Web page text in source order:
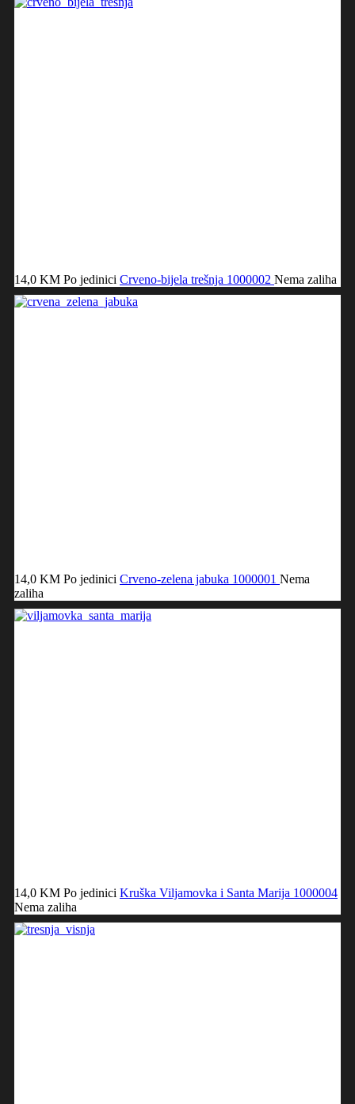
14,0 KM Po jedinici Crveno-bijela trešnja 1000002 Nema zaliha
14,0 KM Po jedinici Crveno-zelena jabuka 1000001 Nema
zaliha
14,0 KM Po jedinici Kruška Viljamovka i Santa Marija 1000004
Nema zaliha